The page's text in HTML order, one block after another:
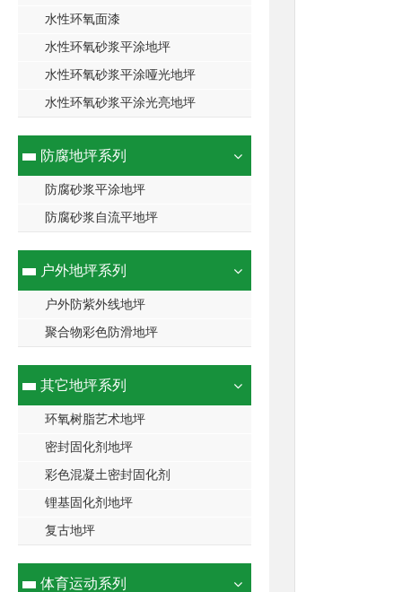
水性环氧面漆
水性环氧砂浆平涂地坪
水性环氧砂浆平涂哑光地坪
水性环氧砂浆平涂光亮地坪
防腐地坪系列
防腐砂浆平涂地坪
防腐砂浆自流平地坪
户外地坪系列
户外防紫外线地坪
聚合物彩色防滑地坪
其它地坪系列
环氧树脂艺术地坪
密封固化剂地坪
彩色混凝土密封固化剂
锂基固化剂地坪
复古地坪
体育运动系列